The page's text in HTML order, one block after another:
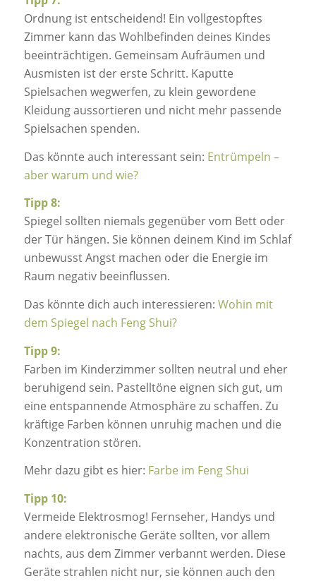
Ordnung ist entscheidend! Ein vollgestopftes
Zimmer kann das Wohlbefinden deines Kindes
beeinträchtigen. Gemeinsam Aufräumen und
Ausmisten ist der erste Schritt. Kaputte
Spielsachen wegwerfen, zu klein gewordene
Kleidung aussortieren und nicht mehr passende
Spielsachen spenden.
Das könnte auch interessant sein: Entrümpeln –
aber warum und wie?
Tipp 8:
Spiegel sollten niemals gegenüber vom Bett oder
der Tür hängen. Sie können deinem Kind im Schlaf
unbewusst Angst machen oder die Energie im
Raum negativ beeinflussen.
Das könnte dich auch interessieren: Wohin mit
dem Spiegel nach Feng Shui?
Tipp 9:
Farben im Kinderzimmer sollten neutral und eher
beruhigend sein. Pastelltöne eignen sich gut, um
eine entspannende Atmosphäre zu schaffen. Zu
kräftige Farben können unruhig machen und die
Konzentration stören.
Mehr dazu gibt es hier: Farbe im Feng Shui
Tipp 10:
Vermeide Elektrosmog! Fernseher, Handys und
andere elektronische Geräte sollten, vor allem
nachts, aus dem Zimmer verbannt werden. Diese
Geräte strahlen nicht nur, sie können auch den